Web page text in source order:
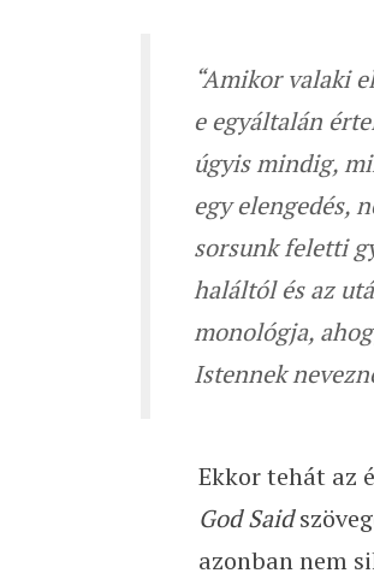
“Amikor valaki
e egyáltalán
úgyis mindig,
egy elengedés,
sorsunk feletti
haláltól és az
monológja,
Istennek
Ekkor tehát az
God Said
azonban nem